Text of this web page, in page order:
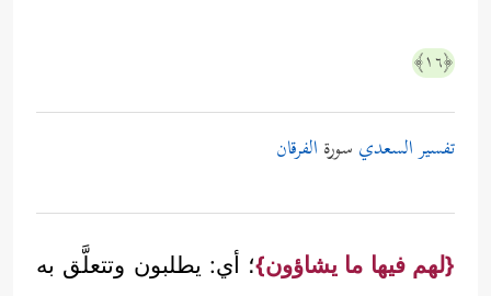
﴿١٦﴾
تفسير السعدي سورة الفرقان
{لهم فيها ما يشاؤون}؛ أي: يطلبون وتتعلَّق به